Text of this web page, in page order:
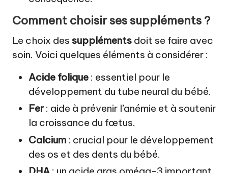
Comment choisir ses suppléments ?
Le choix des suppléments doit se faire avec
soin. Voici quelques éléments à considérer :
Acide folique : essentiel pour le
développement du tube neural du bébé.
Fer: aide à prévenir l’anémie et à soutenir
la croissance du fœtus.
Calcium : crucial pour le développement
des os et des dents du bébé.